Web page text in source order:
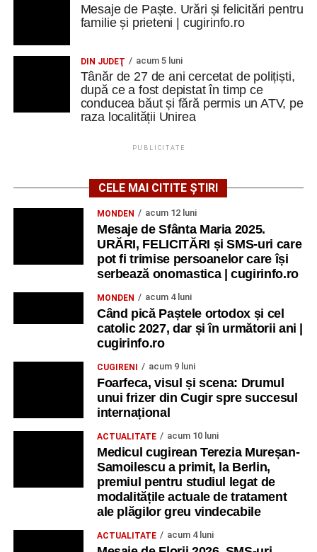
Mesaje de Paște. Urări și felicitări pentru
familie și prieteni | cugirinfo.ro
DIN JUDEŢ acum 5 luni
Tânăr de 27 de ani cercetat de polițiști,
după ce a fost depistat în timp ce
conducea băut și fără permis un ATV, pe
raza localității Unirea
PUBLICITATE
CELE MAI CITITE ȘTIRI
MONDEN acum 12 luni
Mesaje de Sfânta Maria 2025.
URĂRI, FELICITĂRI și SMS-uri care
pot fi trimise persoanelor care își
serbează onomastica | cugirinfo.ro
MONDEN acum 4 luni
Când pică Paștele ortodox și cel
catolic 2027, dar și în următorii ani |
cugirinfo.ro
CUGIRENI acum 9 luni
Foarfeca, visul și scena: Drumul
unui frizer din Cugir spre succesul
internațional
ACTUALITATE acum 10 luni
Medicul cugirean Terezia Mureșan-
Samoilescu a primit, la Berlin,
premiul pentru studiul legat de
modalitățile actuale de tratament
ale plăgilor greu vindecabile
ACTUALITATE acum 4 luni